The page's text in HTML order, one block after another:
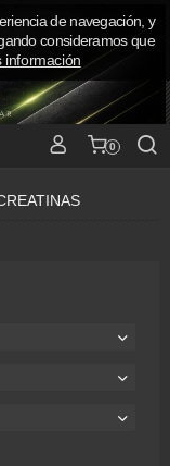
0
de navegación, y
consideramos que
información